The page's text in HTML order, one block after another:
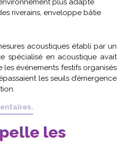
plus adapté
riverains, enveloppe bâtie
acoustiques établi par un
spécialisé en acoustique avait
événements festifs organisés
les seuils d’émergence
les